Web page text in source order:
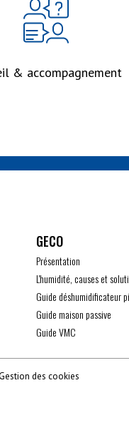
la
& accompagnement
GECO
Présentation
L'humidité, causes et
Guide déshumidificateur
Guide maison passive
Guide VMC
des cookies